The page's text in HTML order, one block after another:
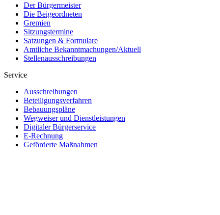
Der Bürgermeister
Die Beigeordneten
Gremien
Sitzungstermine
Satzungen & Formulare
Amtliche Bekanntmachungen/Aktuell
Stellenausschreibungen
Service
Ausschreibungen
Beteiligungsverfahren
Bebauungspläne
Wegweiser und Dienstleistungen
Digitaler Bürgerservice
E-Rechnung
Geförderte Maßnahmen